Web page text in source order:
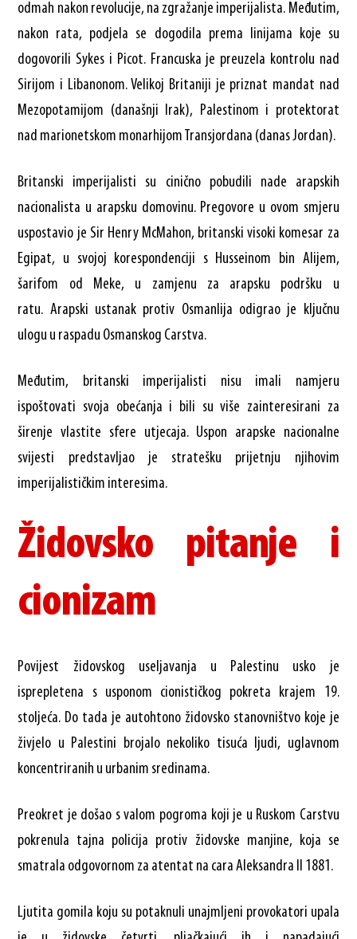
odmah nakon revolucije, na zgražanje imperijalista. Međutim,
nakon rata, podjela se dogodila prema linijama koje su
dogovorili Sykes i Picot. Francuska je preuzela kontrolu nad
Sirijom i Libanonom. Velikoj Britaniji je priznat mandat nad
Mezopotamijom (današnji Irak), Palestinom i protektorat
nad marionetskom monarhijom Transjordana (danas Jordan).
Britanski imperijalisti su cinično pobudili nade arapskih
nacionalista u arapsku domovinu. Pregovore u ovom smjeru
uspostavio je Sir Henry McMahon, britanski visoki komesar za
Egipat, u svojoj korespondenciji s Husseinom bin Alijem,
šarifom od Meke, u zamjenu za arapsku podršku u
ratu. Arapski ustanak protiv Osmanlija odigrao je ključnu
ulogu u raspadu Osmanskog Carstva.
Međutim, britanski imperijalisti nisu imali namjeru
ispoštovati svoja obećanja i bili su više zainteresirani za
širenje vlastite sfere utjecaja. Uspon arapske nacionalne
svijesti predstavljao je stratešku prijetnju njihovim
imperijalističkim interesima.
Židovsko pitanje i
cionizam
Povijest židovskog useljavanja u Palestinu usko je
isprepletena s usponom cionističkog pokreta krajem 19.
stoljeća. Do tada je autohtono židovsko stanovništvo koje je
živjelo u Palestini brojalo nekoliko tisuća ljudi, uglavnom
koncentriranih u urbanim sredinama.
Preokret je došao s valom pogroma koji je u Ruskom Carstvu
pokrenula tajna policija protiv židovske manjine, koja se
smatrala odgovornom za atentat na cara Aleksandra II 1881.
Ljutita gomila koju su potaknuli unajmljeni provokatori upala